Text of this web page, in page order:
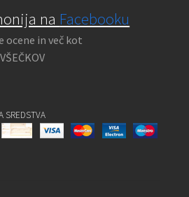
na Facebooku
ocene in več kot
SREDSTVA